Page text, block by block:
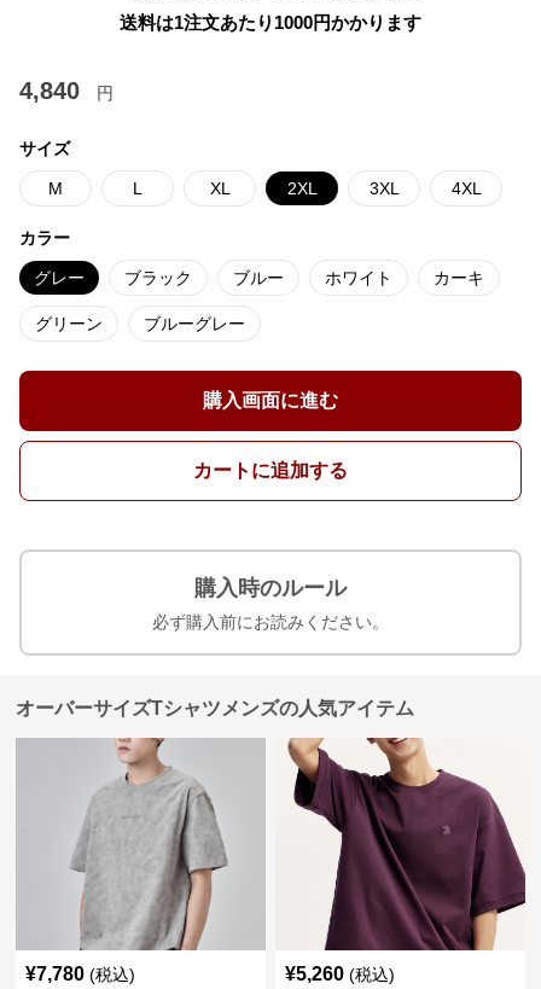
送料は1注文あたり 1000円かかります
4,840 円
サイズ
M L XL 2XL 3XL 4XL
カラー
グレー ブラック ブルー ホワイト カーキ
グリーン ブルーグレー
購入画面に進む
カートに追加する
購入時のルール
必ず購入前にお読みください。
オーバーサイズTシャツメンズの人気アイテム
¥7,780 (税込) ¥5,260 (税込)